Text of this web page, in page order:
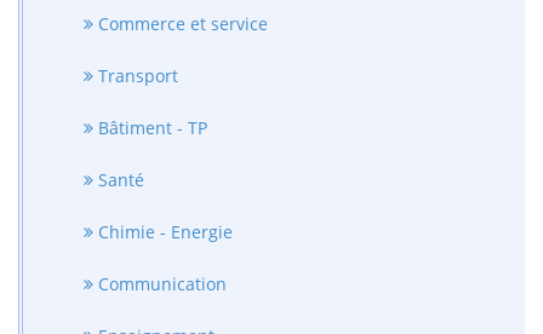
Commerce et service
Transport
Bâtiment - TP
Santé
Chimie - Energie
Communication